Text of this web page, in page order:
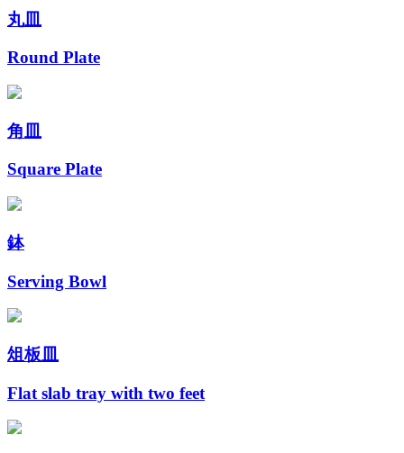
丸皿
Round Plate
角皿
Square Plate
鉢
Serving Bowl
俎板皿
Flat slab tray with two feet